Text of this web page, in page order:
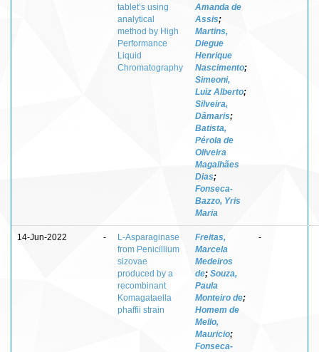
tablet’s using
analytical
method by High
Performance
Liquid
Chromatography
Amanda de
Assis;
Martins,
Diegue
Henrique
Nascimento;
Simeoni,
Luiz Alberto;
Silveira,
Dâmaris;
Batista,
Pérola de
Oliveira
Magalhães
Dias;
Fonseca-
Bazzo, Yris
Maria
14-Jun-2022 -
L-Asparaginase
from Penicillium
sizovae
produced by a
recombinant
Komagataella
phaffii strain
Freitas,
Marcela
Medeiros
de; Souza,
Paula
Monteiro de;
Homem de
Mello,
Mauricio;
Fonseca-
-